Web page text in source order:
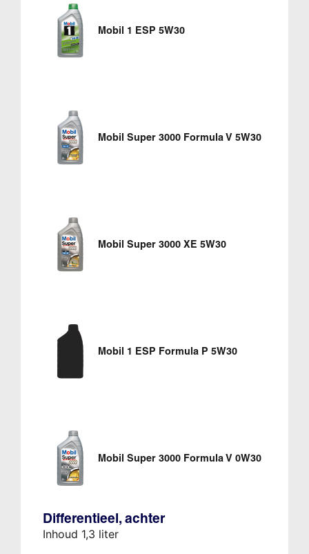
Mobil 1 ESP 5W30
Mobil Super 3000 Formula V 5W30
Mobil Super 3000 XE 5W30
Mobil 1 ESP Formula P 5W30
Mobil Super 3000 Formula V 0W30
Differentieel, achter
Inhoud 1,3 liter